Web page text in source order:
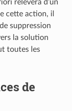
relèvera d’un
cette action, il
suppression
la solution
toutes les
de